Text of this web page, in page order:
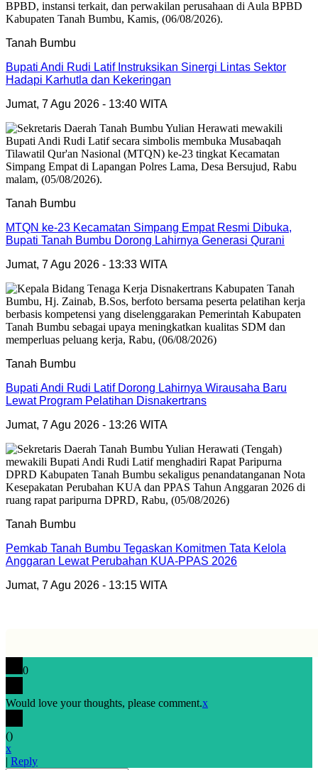
Tanah Bumbu
Bupati Andi Rudi Latif Instruksikan Sinergi Lintas Sektor
Hadapi Karhutla dan Kekeringan
Jumat, 7 Agu 2026 - 13:40 WITA
Tanah Bumbu
MTQN ke-23 Kecamatan Simpang Empat Resmi Dibuka,
Bupati Tanah Bumbu Dorong Lahirnya Generasi Qurani
Jumat, 7 Agu 2026 - 13:33 WITA
Tanah Bumbu
Bupati Andi Rudi Latif Dorong Lahirnya Wirausaha Baru
Lewat Program Pelatihan Disnakertrans
Jumat, 7 Agu 2026 - 13:26 WITA
Tanah Bumbu
Pemkab Tanah Bumbu Tegaskan Komitmen Tata Kelola
Anggaran Lewat Perubahan KUA-PPAS 2026
Jumat, 7 Agu 2026 - 13:15 WITA
0
Would love your thoughts, please comment.x
()
x
| Reply